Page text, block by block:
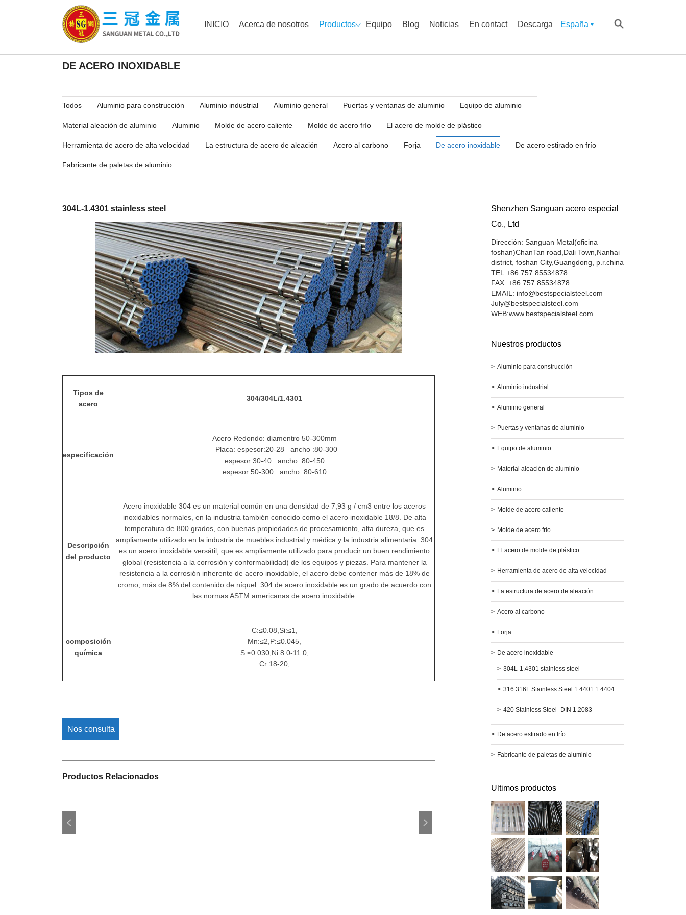
INICIO Acerca de nosotros Productos Equipo Blog Noticias En contact Descarga España
DE ACERO INOXIDABLE
Todos Aluminio para construcción Aluminio industrial Aluminio general Puertas y ventanas de aluminio Equipo de aluminio
Material aleación de aluminio Aluminio Molde de acero caliente Molde de acero frío El acero de molde de plástico
Herramienta de acero de alta velocidad La estructura de acero de aleación Acero al carbono Forja De acero inoxidable De acero estirado en frío
Fabricante de paletas de aluminio
304L-1.4301 stainless steel
Tipos de
acero
304/304L/1.4301
especificación
Acero Redondo: diamentro 50-300mm
Placa: espesor:20-28 ancho :80-300
espesor:30-40 ancho :80-450
espesor:50-300 ancho :80-610
Descripción
del producto
Acero inoxidable 304 es un material común en una densidad de 7,93 g / cm3 entre los aceros
inoxidables normales, en la industria también conocido como el acero inoxidable 18/8. De alta
temperatura de 800 grados, con buenas propiedades de procesamiento, alta dureza, que es
ampliamente utilizado en la industria de muebles industrial y médica y la industria alimentaria. 304
es un acero inoxidable versátil, que es ampliamente utilizado para producir un buen rendimiento
global (resistencia a la corrosión y conformabilidad) de los equipos y piezas. Para mantener la
resistencia a la corrosión inherente de acero inoxidable, el acero debe contener más de 18% de
cromo, más de 8% del contenido de níquel. 304 de acero inoxidable es un grado de acuerdo con
las normas ASTM americanas de acero inoxidable.
composición
química
C:≤0.08,Si:≤1,
Mn:≤2,P:≤0.045,
S:≤0.030,Ni:8.0-11.0,
Cr:18-20,
Nos consulta
Productos Relacionados
Shenzhen Sanguan acero especial
Co., Ltd
Dirección: Sanguan Metal(oficina
foshan)ChanTan road,Dali Town,Nanhai
district, foshan City,Guangdong, p.r.china
TEL:+86 757 85534878
FAX: +86 757 85534878
EMAIL: info@bestspecialsteel.com
July@bestspecialsteel.com
WEB:www.bestspecialsteel.com
Nuestros productos
> Aluminio para construcción
> Aluminio industrial
> Aluminio general
> Puertas y ventanas de aluminio
> Equipo de aluminio
> Material aleación de aluminio
> Aluminio
> Molde de acero caliente
> Molde de acero frío
> El acero de molde de plástico
> Herramienta de acero de alta velocidad
> La estructura de acero de aleación
> Acero al carbono
> Forja
> De acero inoxidable
> 304L-1.4301 stainless steel
> 316 316L Stainless Steel 1.4401 1.4404
> 420 Stainless Steel- DIN 1.2083
> De acero estirado en frío
> Fabricante de paletas de aluminio
Ultimos productos